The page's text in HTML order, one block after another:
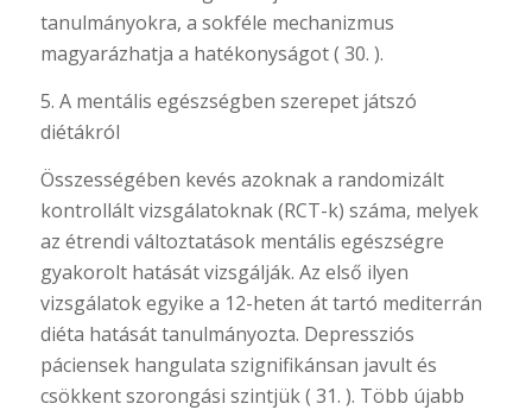
tanulmányokra, a sokféle mechanizmus
magyarázhatja a hatékonyságot ( 30. ).
5. A mentális egészségben szerepet játszó
diétákról
Összességében kevés azoknak a randomizált
kontrollált vizsgálatoknak (RCT-k) száma, melyek
az étrendi változtatások mentális egészségre
gyakorolt hatását vizsgálják. Az első ilyen
vizsgálatok egyike a 12-heten át tartó mediterrán
diéta hatását tanulmányozta. Depressziós
páciensek hangulata szignifikánsan javult és
csökkent szorongási szintjük ( 31. ). Több újabb